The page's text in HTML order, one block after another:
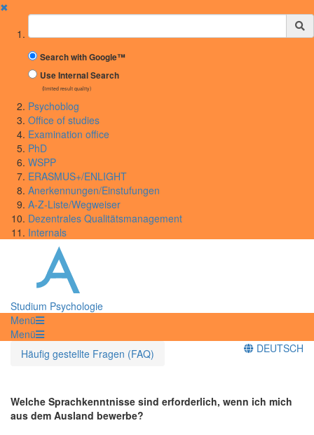
✖
Suchbegriff
Search with Google™
Use Internal Search
(limited result quality)
Psychoblog
Office of studies
Examination office
PhD
WSPP
ERASMUS+/ENLIGHT
Anerkennungen/Einstufungen
A-Z-Liste/Wegweiser
Dezentrales Qualitätsmanagement
Internals
Studium Psychologie
Menü
Menü
Häufig gestellte Fragen (FAQ)
DEUTSCH
Welche Sprachkenntnisse sind erforderlich, wenn ich mich
aus dem Ausland bewerbe?